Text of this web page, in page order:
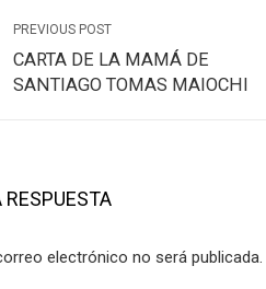
PREVIOUS POST
CARTA DE LA MAMÁ DE
SANTIAGO TOMAS MAIOCHI
RESPUESTA
electrónico no será publicada.